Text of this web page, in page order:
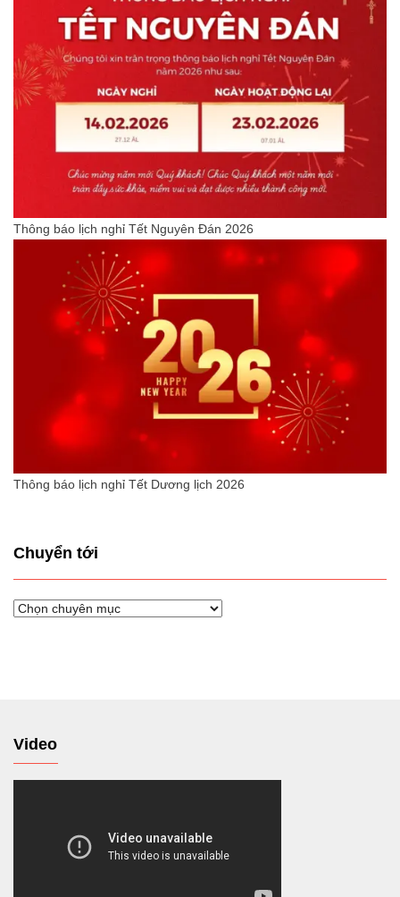
Thông báo lịch nghỉ Tết Nguyên Đán 2026
Thông báo lịch nghỉ Tết Dương lịch 2026
Chuyển tới
Chuyển
Video